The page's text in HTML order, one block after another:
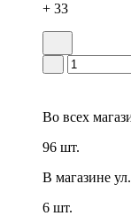
+ 33
Во всех
96 шт.
В магазине
6 шт.